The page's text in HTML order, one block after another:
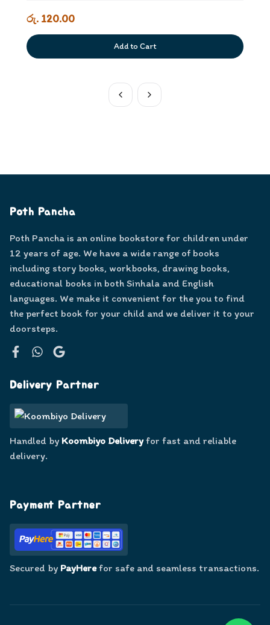
රු. 120.00
Add to Cart
Poth Pancha
Poth Pancha is an online bookstore for children under
12 years of age. We have a wide range of books
including story books, workbooks, drawing books,
educational books in both Sinhala and English
languages. We make it convenient for the you to find
the perfect book for your child and we deliver it to your
doorsteps.
Delivery Partner
Handled by Koombiyo Deliveryfor fast and reliable
delivery.
Payment Partner
Secured by PayHerefor safe and seamless transactions.